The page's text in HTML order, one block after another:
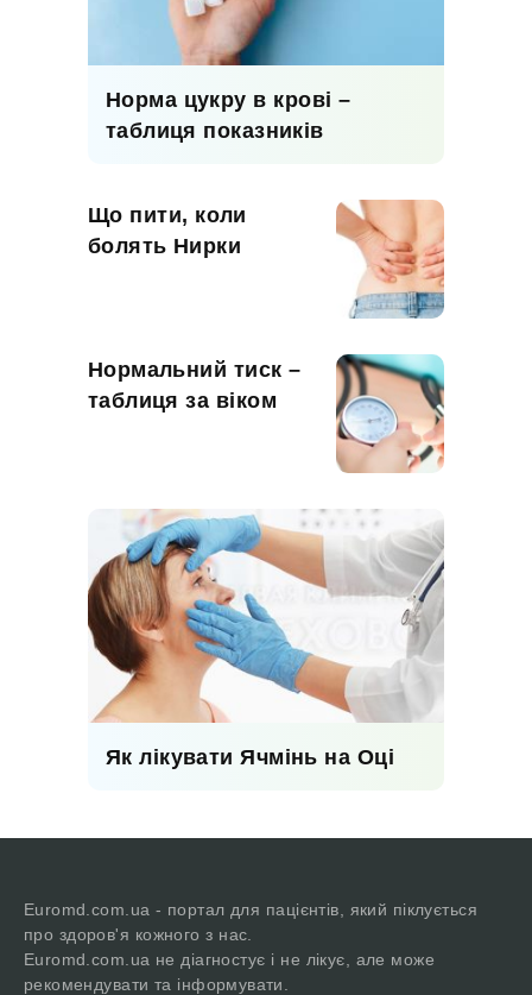
Норма цукру в крові –
таблиця показників
Що пити, коли
болять Нирки
Нормальний тиск –
таблиця за віком
Як лікувати Ячмінь на Оці
Euromd.com.ua - портал для пацієнтів, який піклується
про здоров'я кожного з нас.
Euromd.com.ua не діагностує і не лікує, але може
рекомендувати та інформувати.